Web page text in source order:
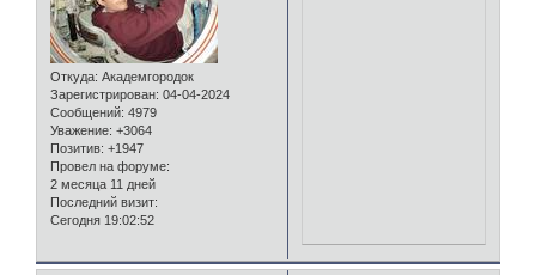
Откуда: Академгородок
Зарегистрирован: 04-04-2024
Сообщений: 4979
Уважение: +3064
Позитив: +1947
Провел на форуме:
2 месяца 11 дней
Последний визит:
Сегодня 19:02:52